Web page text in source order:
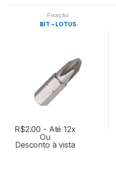
Fixação
BIT – LOTUS
R$2.00 - Até 12x
Ou
Desconto à vista